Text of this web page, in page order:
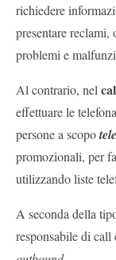
richiedere
presentare reclami,
problemi e
Al contrario, nel
effettuare le
persone a scopo
promozionali, per
utilizzando liste
A seconda della
responsabile di call